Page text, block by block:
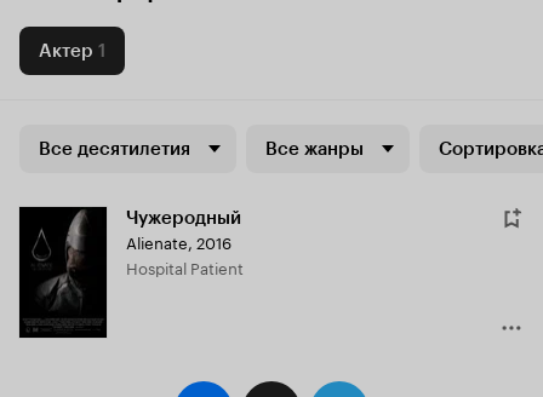
Актер 1
Все десятилетия Все жанры
Чужеродный
Alienate, 2016
Hospital Patient